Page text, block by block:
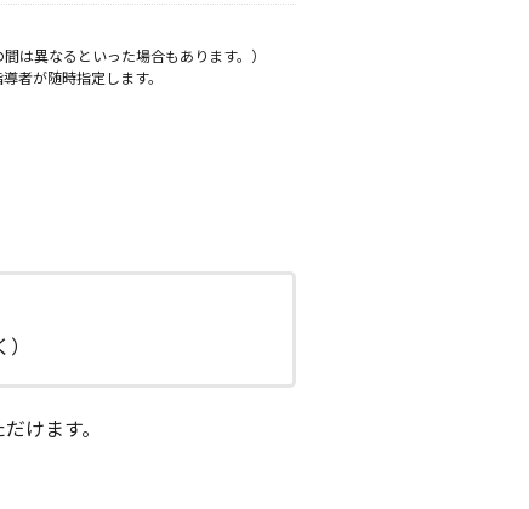
は異なるといった場合もあります。）
者が随時指定します。
けます。